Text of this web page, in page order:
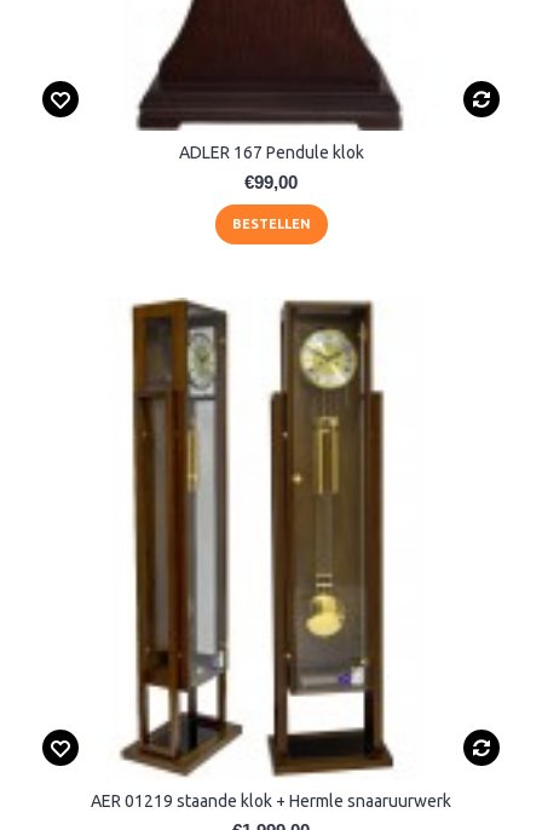
ADLER 167 Pendule klok
€99,00
BESTELLEN
AER 01219 staande klok + Hermle snaaruurwerk